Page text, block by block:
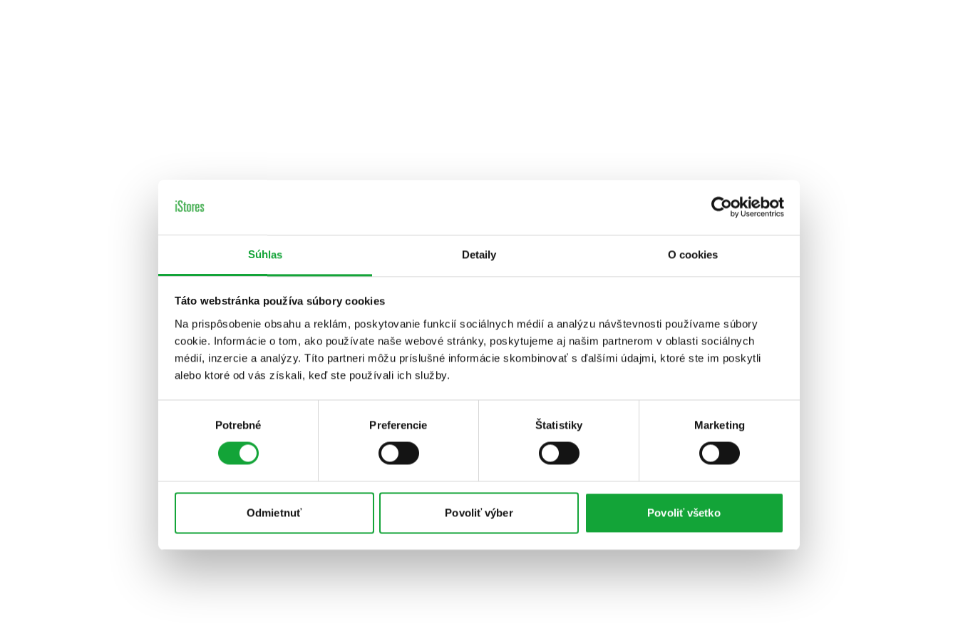
Súhlas Detaily O cookies
Táto webstránka používa súbory cookies
Na prispôsobenie obsahu a reklám, poskytovanie funkcií sociálnych médií a analýzu návštevnosti používame súbory
cookie. Informácie o tom, ako používate naše webové stránky, poskytujeme aj našim partnerom v oblasti sociálnych
médií, inzercie a analýzy. Títo partneri môžu príslušné informácie skombinovať s ďalšími údajmi, ktoré ste im poskytli
alebo ktoré od vás získali, keď ste používali ich služby.
Potrebné Preferencie Štatistiky Marketing
Odmietnuť Povoliť výber Povoliť všetko